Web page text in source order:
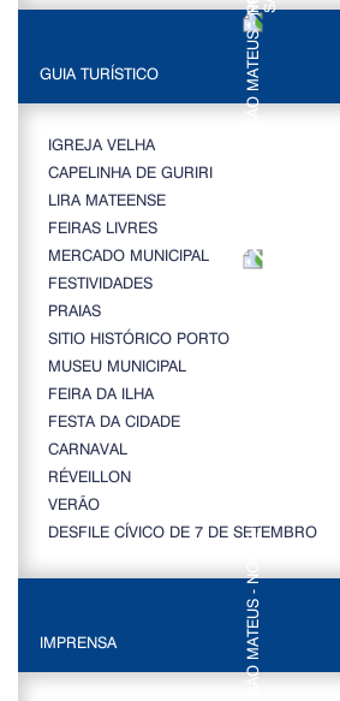
GUIA TURÍSTICO
IGREJA VELHA
CAPELINHA DE GURIRI
LIRA MATEENSE
FEIRAS LIVRES
MERCADO MUNICIPAL
FESTIVIDADES
PRAIAS
SITIO HISTÓRICO PORTO
MUSEU MUNICIPAL
FEIRA DA ILHA
FESTA DA CIDADE
CARNAVAL
RÉVEILLON
VERÃO
DESFILE CÍVICO DE 7 DE SETEMBRO
IMPRENSA